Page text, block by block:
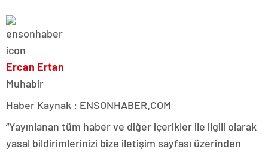
Ercan Ertan
Muhabir
Haber Kaynak : ENSONHABER.COM
“Yayınlanan tüm haber ve diğer içerikler ile ilgili olarak
yasal bildirimlerinizi bize iletişim sayfası üzerinden